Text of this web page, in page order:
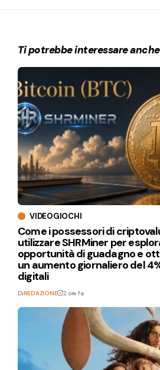
Ti potrebbe interessare anche
VIDEOGIOCHI
Come i possessori di
utilizzare SHRMiner per
opportunità di guadagno e
un aumento giornaliero del
digitali
DiREDAZIONE 2 ore fa